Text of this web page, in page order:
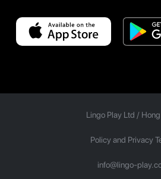
Lingo Play Ltd /
Policy and Privacy
info@lingo-